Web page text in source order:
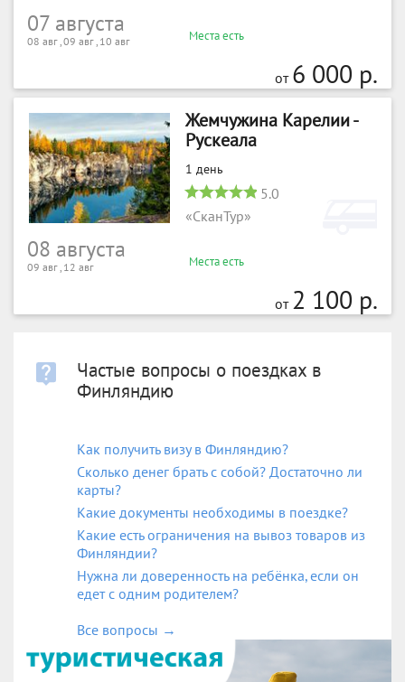
07 августа
08 авг , 09 авг , 10 авг Места есть
от 6 000 р.
Жемчужина Карелии -
Рускеала
1 день
5.0
«СканТур»
08 августа
09 авг , 12 авг Места есть
от 2 100 р.
Частые вопросы о поездках в
Финляндию
Как получить визу в Финляндию?
Сколько денег брать с собой? Достаточно ли
карты?
Какие документы необходимы в поездке?
Какие есть ограничения на вывоз товаров из
Финляндии?
Нужна ли доверенность на ребёнка, если он
едет с одним родителем?
Все вопросы →